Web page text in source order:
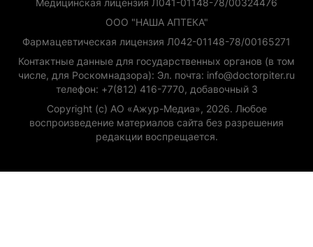
Медицинская лицензия Л041-01148-78/00324476
ООО "НАША АПТЕКА"
Фармацевтическая лицензия Л042-01148-78/00165271
Контактные данные для государственных органов (в том
числе, для Роскомнадзора): Эл. почта: info@doctorpiter.ru
телефон: +7(812) 416-7770, добавочный 3
Copyright (с) АО «Ажур-Медиа», 2026. Любое
воспроизведение материалов сайта без разрешения
редакции воспрещается.